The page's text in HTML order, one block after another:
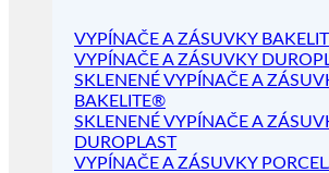
VYPÍNAČE A ZÁSUVKY
VYPÍNAČE A ZÁSUVKY
SKLENENÉ VYPÍNAČE A
BAKELITE®
SKLENENÉ VYPÍNAČE A
DUROPLAST
VYPÍNAČE A ZÁSUVKY